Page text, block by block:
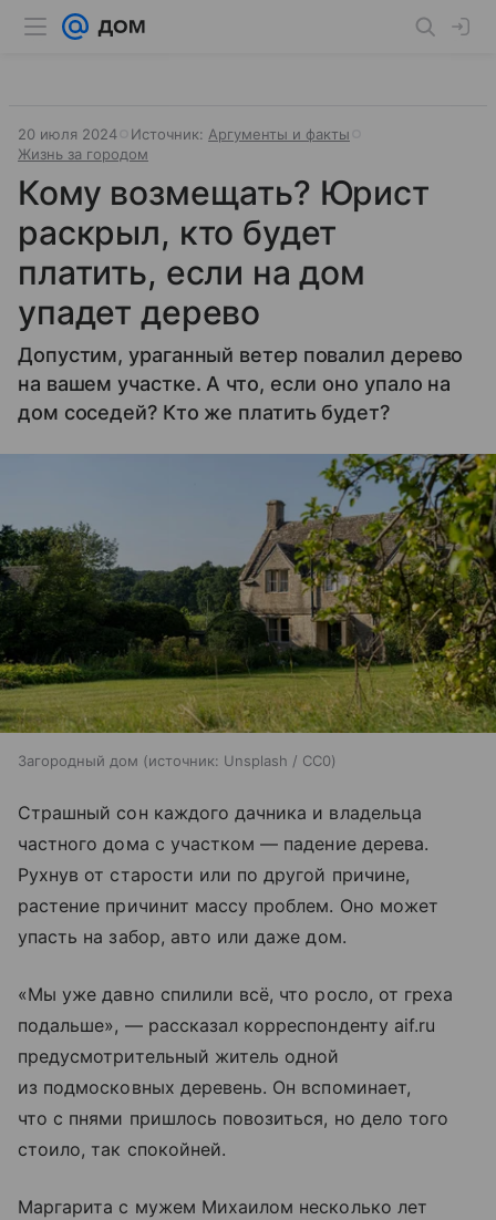
20 июля 2024 Источник: Аргументы и факты
Жизнь за городом
Кому возмещать? Юрист
раскрыл, кто будет
платить, если на дом
упадет дерево
Допустим, ураганный ветер повалил дерево
на вашем участке. А что, если оно упало на
дом соседей? Кто же платить будет?
Загородный дом источник: Unsplash / CC0
Страшный сон каждого дачника и владельца
частного дома с участком — падение дерева.
Рухнув от старости или по другой причине,
растение причинит массу проблем. Оно может
упасть на забор, авто или даже дом.
«Мы уже давно спилили всё, что росло, от греха
подальше», — рассказал корреспонденту aif.ru
предусмотрительный житель одной
из подмосковных деревень. Он вспоминает,
что с пнями пришлось повозиться, но дело того
стоило, так спокойней.
Маргарита с мужем Михаилом несколько лет